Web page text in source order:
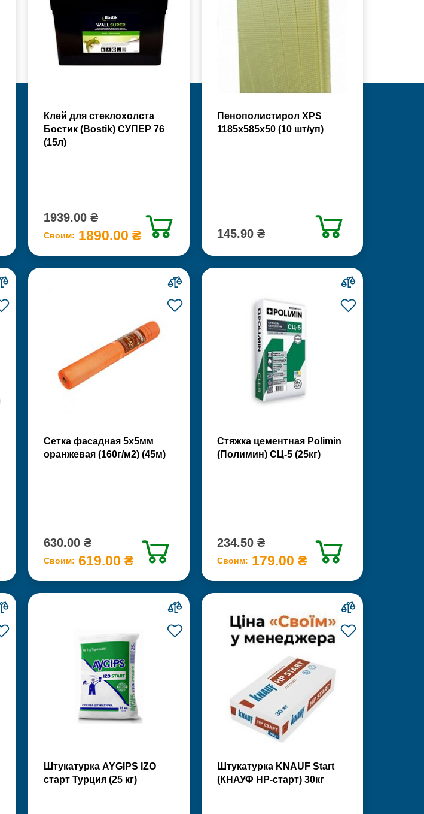
Клей для стеклохолста
Бостик (Bostik) СУПЕР 76
(15л)
1939.00 ₴
Своим: 1890.00 ₴
Пенополистирол XPS
1185х585х50 (10 шт/уп)
145.90 ₴
Сетка фасадная 5х5мм
оранжевая (160г/м2) (45м)
630.00 ₴
Своим: 619.00 ₴
Стяжка цементная Polimin
(Полимин) СЦ-5 (25кг)
234.50 ₴
Своим: 179.00 ₴
Штукатурка AYGIPS IZO
старт Турция (25 кг)
Штукатурка KNAUF Start
(КНАУФ НР-старт) 30кг